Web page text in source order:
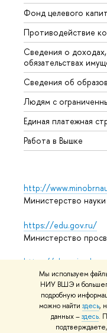
Мы используем
НИУ ВШЭ и большего
подробную
можно найти здесь,
данных –здесь.
Фонд целевого
Противодействие
Сведения о
обязательствах
Сведения об
Людям с
Единая платежная
Работа в Вышке
http://
Министерство
https://edu.gov.ru/
Министерство
https://
Массовые
© НИУ ВШЭ 1993–2026
использования